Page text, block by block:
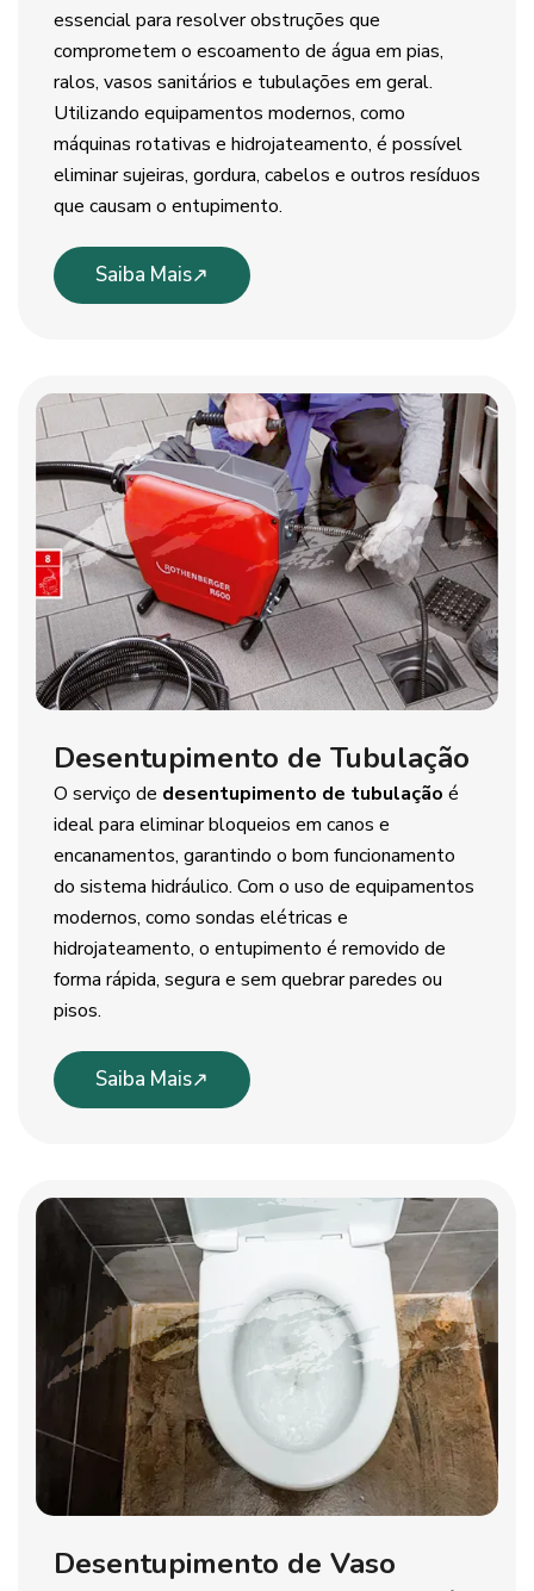
essencial para resolver obstruções que
comprometem o escoamento de água em pias,
ralos, vasos sanitários e tubulações em geral.
Utilizando equipamentos modernos, como
máquinas rotativas e hidrojateamento, é possível
eliminar sujeiras, gordura, cabelos e outros resíduos
que causam o entupimento.
Saiba Mais
Desentupimento de Tubulação
O serviço de desentupimento de tubulação é
ideal para eliminar bloqueios em canos e
encanamentos, garantindo o bom funcionamento
do sistema hidráulico. Com o uso de equipamentos
modernos, como sondas elétricas e
hidrojateamento, o entupimento é removido de
forma rápida, segura e sem quebrar paredes ou
pisos.
Saiba Mais
Desentupimento de Vaso